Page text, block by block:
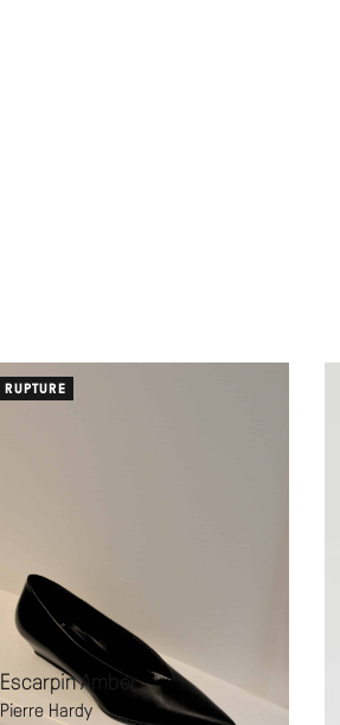
RUPTURE
Escarpin Amber
Pierre Hardy